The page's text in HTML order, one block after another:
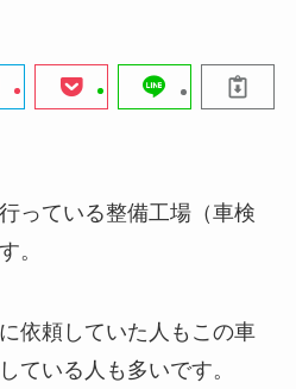
っている整備工場（車検
。
依頼していた人もこの車
ている人も多いです。